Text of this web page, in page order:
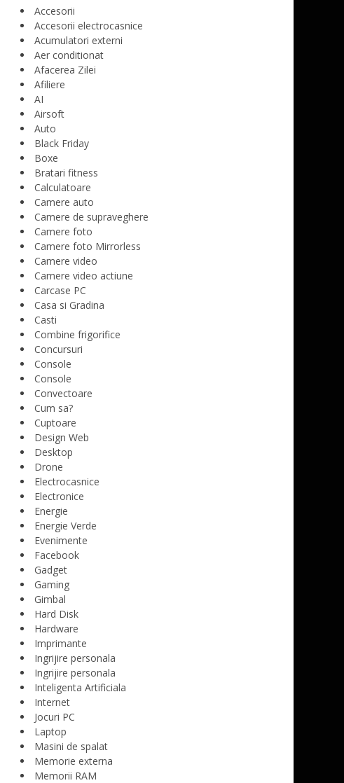
Accesorii
Accesorii electrocasnice
Acumulatori externi
Aer conditionat
Afacerea Zilei
Afiliere
AI
Airsoft
Auto
Black Friday
Boxe
Bratari fitness
Calculatoare
Camere auto
Camere de supraveghere
Camere foto
Camere foto Mirrorless
Camere video
Camere video actiune
Carcase PC
Casa si Gradina
Casti
Combine frigorifice
Concursuri
Console
Console
Convectoare
Cum sa?
Cuptoare
Design Web
Desktop
Drone
Electrocasnice
Electronice
Energie
Energie Verde
Evenimente
Facebook
Gadget
Gaming
Gimbal
Hard Disk
Hardware
Imprimante
Ingrijire personala
Ingrijire personala
Inteligenta Artificiala
Internet
Jocuri PC
Laptop
Masini de spalat
Memorie externa
Memorii RAM